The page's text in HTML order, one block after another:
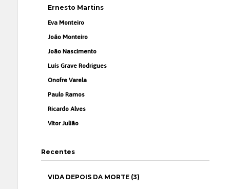
Ernesto Martins
Eva Monteiro
João Monteiro
João Nascimento
Luís Grave Rodrigues
Onofre Varela
Paulo Ramos
Ricardo Alves
Vítor Julião
Recentes
VIDA DEPOIS DA MORTE (3)